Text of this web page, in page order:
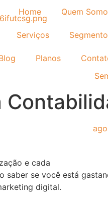
Home Quem
Serviços
Planos
e cada
saber se você está
digital.